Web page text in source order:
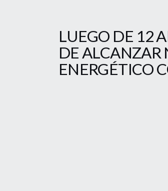
LUEGO DE 12
DE ALCANZAR
ENERGÉTICO